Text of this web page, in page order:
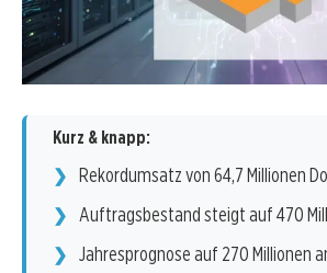
Kurz & knapp:
Rekordumsatz von 64,7 Millionen
Auftragsbestand steigt auf 470
Jahresprognose auf 270 Millionen